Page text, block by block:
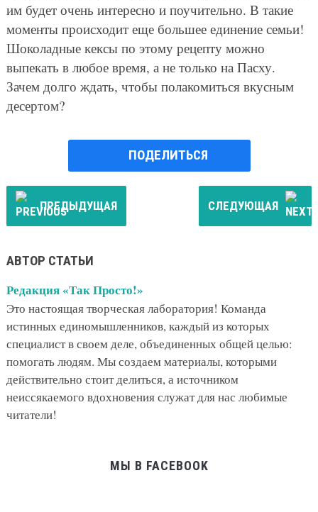
им будет очень интересно и поучительно. В такие
моменты происходит еще большее единение семьи!
Шоколадные кексы по этому рецепту можно
выпекать в любое время, а не только на Пасху.
Зачем долго ждать, чтобы полакомиться вкусным
десертом?
ПОДЕЛИТЬСЯ
ПРЕДЫДУЩАЯ СЛЕДУЮЩАЯ
АВТОР СТАТЬИ
Редакция «Так Просто!»
Это настоящая творческая лаборатория! Команда
истинных единомышленников, каждый из которых
специалист в своем деле, объединенных общей целью:
помогать людям. Мы создаем материалы, которыми
действительно стоит делиться, а источником
неиссякаемого вдохновения служат для нас любимые
читатели!
МЫ В FACEBOOK